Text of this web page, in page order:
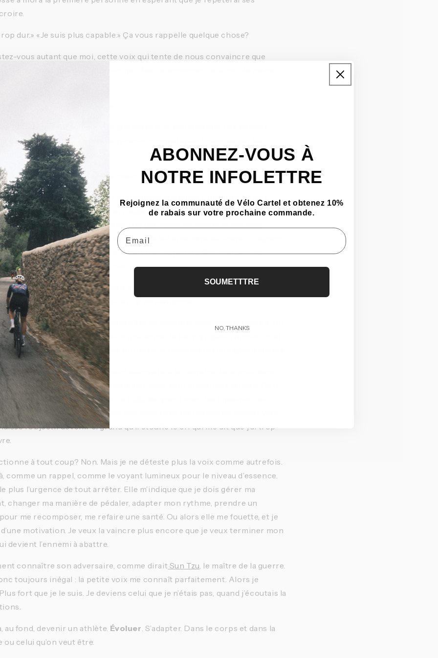
trop dur.» «Je suis plus capable.» Ça vous rappelle quelque chose?
vous autant que moi, cette voix qui tente de nous convaincre que
de célérité qu’une cellule de pirates informatiques financée par les
à ces vils pollueurs des interwebs, ses intentions sont tout à fait nobles.
une sorte de gardien, convaincue d’assurer l’intégrité de mes
les voyants passent au rouge partout dans mon système, parce
le point d’atteindre sa limite, que l’oxygène se raréfie et que mes
un déversement diluvien de lactate, elle fait entendre sa sirène. Toujours
«J’arrête.» «C’est trop dur.» «Je suis plus capable.» Elle souhaite me
mais pour mon bien. Voire pour ma survie.
entraîné comme du voyant indiquant un bas niveau de carburant
essence : quand il n’y en a plus, il y en a encore.
il faut apprendre à mieux connaître sa machine pour savoir jusqu’où on
Apprivoiser la douleur, devenir une sorte de fakir qui gère l’inconfort et
positives permet d’étouffer en partie le négativisme du signal d’alarme.
ma petite voix inutilement alarmiste, à la distraire. Je la noie dans
une victoire qui me ferait échouer dans mon entreprise du jour. Qu’il
un intervalle, de m’emparer du
en cyclocross ou de larguer mes amis dans les dernières bosses vers
l’objectif devenir si grand qu’il étouffe le cri qui me dit que j’ai trop
à tout coup? Non. Mais je ne déteste plus la voix comme autrefois.
comme un rappel, comme le voyant lumineux pour le niveau d’essence.
plus l’urgence de tout arrêter. Elle m’indique que je dois gérer ma
changer ma manière de pédaler, adapter mon rythme, prendre un
me recomposer, me refaire une santé. Ou alors elle me fouette, et je
d’une motivation. Je veux la vaincre plus encore que je veux terminer mon
devient l’ennemi à abattre.
connaître son adversaire, comme dirait Sun Tzu, le maître de la guerre.
toujours inégal : la petite voix me connaît parfaitement. Alors je
fort que je le suis. Je deviens celui que je n’étais pas, quand j’écoutais la
au fond, devenir un athlète. Évoluer. S’adapter. Dans le corps et dans la
celui qu’on veut être.
ABONNEZ-VOUS À
NOTRE INFOLETTRE
Rejoignez la communauté de Vélo Cartel et obtenez 10%
de rabais sur votre prochaine commande.
Email
SOUMETTTRE
NO, THANKS